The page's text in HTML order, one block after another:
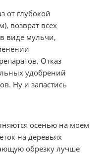
от глубокой
возврат всех
виде мульчи,
Отказ
удобрений
Ну и запастись
осенью на моем
на деревьях
обрезку лучше